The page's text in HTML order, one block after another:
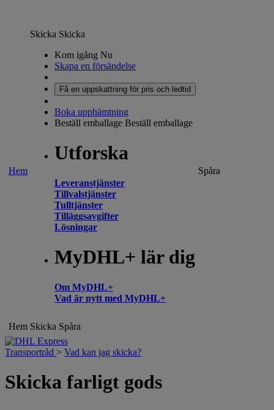
Hem
Skicka Skicka
Kom igång Nu
Skapa en försändelse
Få en uppskattning för pris och ledtid
Boka upphämtning
Beställ emballage Beställ emballage
Utforska
Leveranstjänster
Tillvalstjänster
Tulltjänster
Tilläggsavgifter
Lösningar
MyDHL+ lär dig
Om MyDHL+
Vad är nytt med MyDHL+
Spåra
Hem Skicka Spåra
Transportråd > Vad kan jag skicka?
Skicka farligt gods